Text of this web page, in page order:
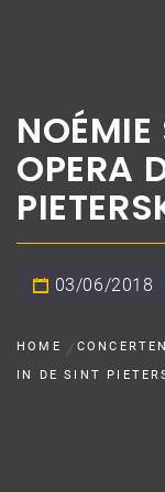
NOÉMIE
OPERA
03/06/2018
HOME CONCERTEN
IN DE SINT